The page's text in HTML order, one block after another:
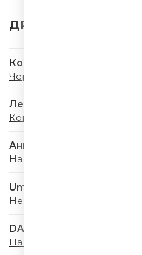
ДРУГИЕ ТРЕКИ
Коста Лакоста
Черри Леди
Леонид Агутин
Кого Не Стоило Бы Ждать
Анна Семенович
На Моря
Uma2rman
Не Стой, Танцуй
DABRO
На Счастье